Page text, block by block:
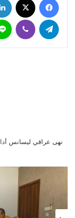
نهى عراقي ليسانس